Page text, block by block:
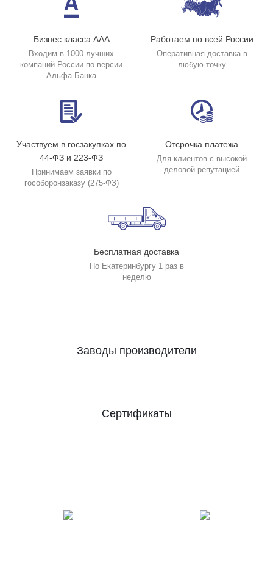
Бизнес класса ААА
Входим в 1000 лучших
компаний России по версии
Альфа-Банка
Работаем по всей России
Оперативная доставка в
любую точку
Участвуем в госзакупках по
44-ФЗ и 223-ФЗ
Принимаем заявки по
гособоронзаказу (275-ФЗ)
Отсрочка платежа
Для клиентов с высокой
деловой репутацией
Бесплатная доставка
По Екатеринбургу 1 раз в
неделю
Заводы производители
Сертификаты